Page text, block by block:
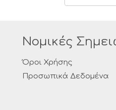
Νομικές
Όροι Χρήσης
Προσωπικά Δεδομένα